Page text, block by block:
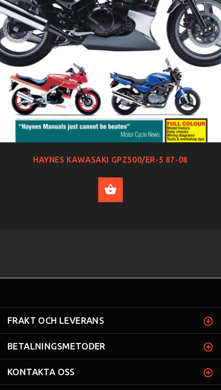
HAYNES KAWASAKI GPZ500/ER-5 87-08
FRAKT OCH LEVERANS
BETALNINGSMETODER
KONTAKTA OSS